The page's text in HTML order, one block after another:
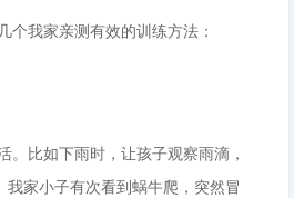
个我家亲测有效的训练方法：
。比如下雨时，让孩子观察雨滴，
家小子有次看到蜗牛爬，突然冒